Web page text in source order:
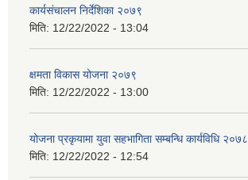
कार्यसंचालन निर्देशिका २०७९
मिति: 12/22/2022 - 13:04
क्षमता विकास योजना २०७९
मिति: 12/22/2022 - 13:00
योजना प्रकृयामा युवा सहभागिता सम्बन्धि कार्यविधि २०७८
मिति: 12/22/2022 - 12:54